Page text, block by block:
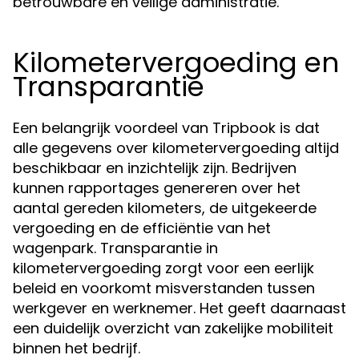
Kilometervergoeding en
Transparantie
Een belangrijk voordeel van Tripbook is dat
alle gegevens over kilometervergoeding altijd
beschikbaar en inzichtelijk zijn. Bedrijven
kunnen rapportages genereren over het
aantal gereden kilometers, de uitgekeerde
vergoeding en de efficiëntie van het
wagenpark. Transparantie in
kilometervergoeding zorgt voor een eerlijk
beleid en voorkomt misverstanden tussen
werkgever en werknemer. Het geeft daarnaast
een duidelijk overzicht van zakelijke mobiliteit
binnen het bedrijf.